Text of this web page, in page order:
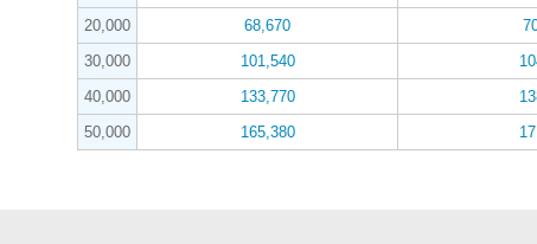
20,000
68,670
30,000
101,540
40,000
133,770
50,000
165,380